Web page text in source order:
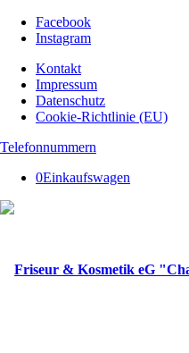
Facebook
Instagram
Kontakt
Impressum
Datenschutz
Cookie-Richtlinie (EU)
Telefonnummern
0Einkaufswagen